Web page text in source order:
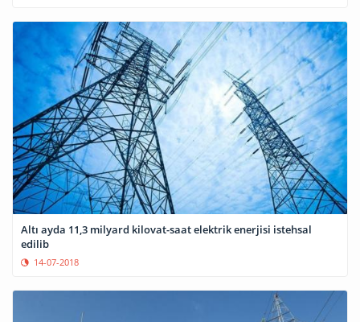
Altı ayda 11,3 milyard kilovat-saat elektrik enerjisi istehsal
edilib
14-07-2018